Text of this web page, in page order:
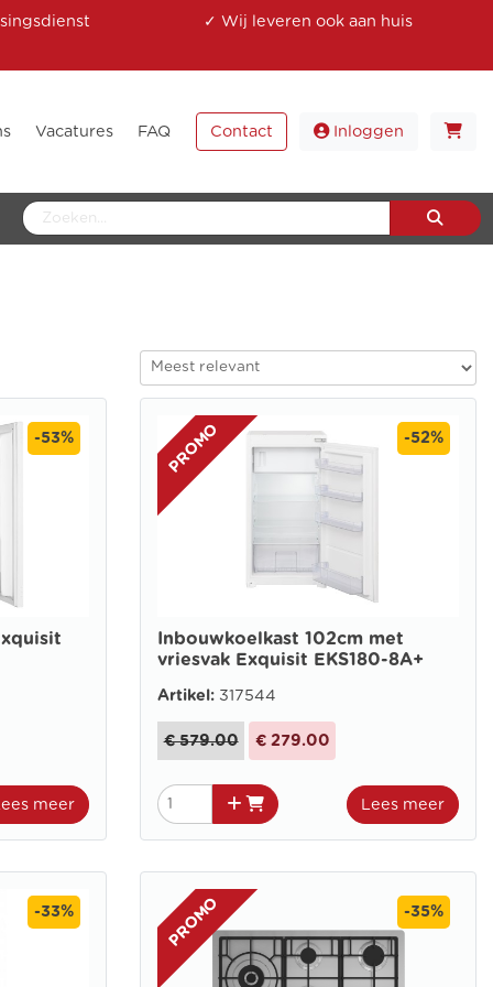
✓ Wij leveren ook aan huis
Vacatures FAQ Contact Inloggen
-53%
meer
PROMO -52%
Inbouwkoelkast 102cm met
vriesvak Exquisit EKS180-8A+
Artikel: 317544
€ 579.00 € 279.00
Lees meer
-33% PROMO -35%